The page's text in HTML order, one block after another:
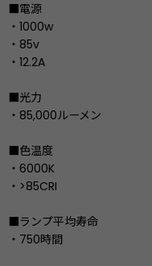
■電源
・1000w
・85v
・12.2A
■光力
・85,000ルーメン
■色温度
・6000K
・>85CRI
■ランプ平均寿命
・750時間